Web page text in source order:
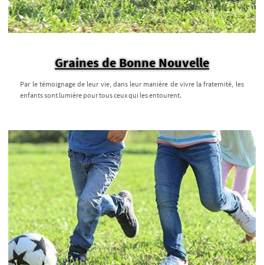
Graines de Bonne Nouvelle
Par le témoignage de leur vie, dans leur manière de vivre la fraternité, les
enfants sont lumière pour tous ceux qui les entourent.